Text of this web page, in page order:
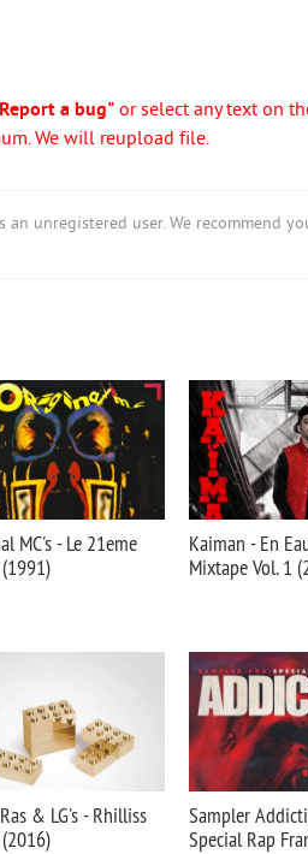
a bug" or select any text on
We will reupload file.
unregistered user. We recommend
MC's - Le 21eme
Kaiman - En
Mixtape Vol. 1
& LG's - Rhilliss
Sampler
Special Rap